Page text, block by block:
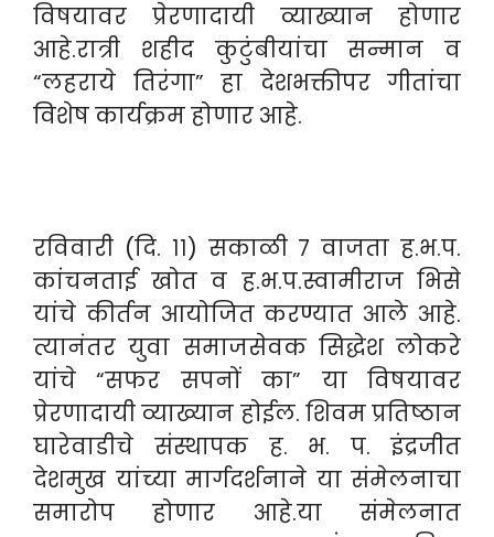
विषयावर प्रेरणादायी व्याख्यान होणार
आहे.रात्री शहीद कुटुंबीयांचा सन्मान व
“लहराये तिरंगा” हा देशभक्तीपर गीतांचा
विशेष कार्यक्रम होणार आहे.
रविवारी (दि. ११) सकाळी ७ वाजता ह.भ.प.
कांचनताई खोत व ह.भ.प.स्वामीराज भिसे
यांचे कीर्तन आयोजित करण्यात आले आहे.
त्यानंतर युवा समाजसेवक सिद्धेश लोकरे
यांचे “सफर सपनों का” या विषयावर
प्रेरणादायी व्याख्यान होईल. शिवम प्रतिष्ठान
घारेवाडीचे संस्थापक ह. भ. प. इंद्रजीत
देशमुख यांच्या मार्गदर्शनाने या संमेलनाचा
समारोप होणार आहे.या संमेलनात